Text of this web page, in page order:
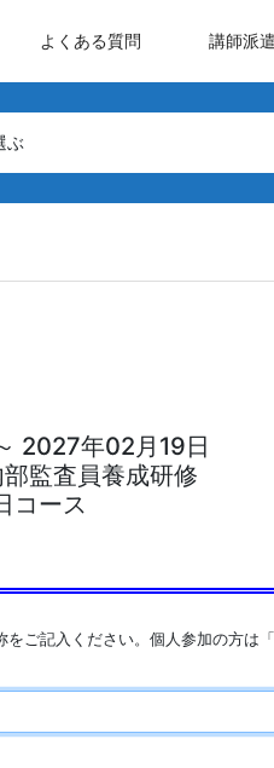
よくある質問 講師派
ぶ
2027年02月19日
監査員養成研修
コース
ご記入ください。個人参加の方は